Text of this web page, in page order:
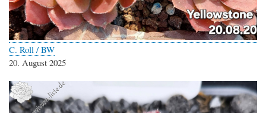
C. Roll / BW
20. August 2025